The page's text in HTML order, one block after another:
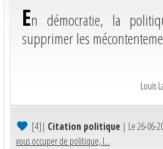
En démocratie, la
supprimer les
Louis
[4]| Citation politique | Le 26-06-
vous occuper de politique, l...